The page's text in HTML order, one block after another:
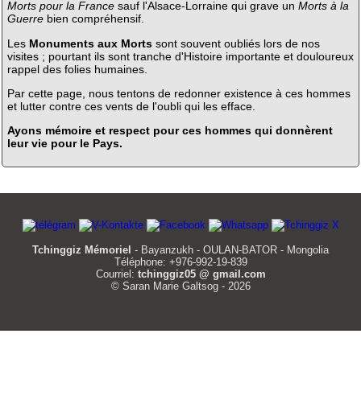
Morts pour la Francesauf l'Alsace-Lorraine qui grave un Morts à la
Guerrebien compréhensif.
Les Monuments aux Mortssont souvent oubliés lors de nos
visites ; pourtant ils sont tranche d'Histoire importante et douloureux
rappel des folies humaines.
Par cette page, nous tentons de redonner existence à ces hommes
et lutter contre ces vents de l'oubli qui les efface.
Ayons mémoire et respect pour ces hommes qui donnèrent
leur vie pour le Pays.
Tchinggiz Mémoriel - Bayanzukh - OULAN-BATOR - Mongolia
Téléphone: +976-992-19-839
Courriel: tchinggiz05 @ gmail.com
© Saran Marie Galtsog - 2026